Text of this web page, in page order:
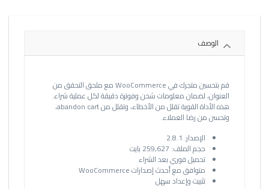
الوصف
قم بتحسين متجرك في WooCommerce مع ملحق التحقق من
العنوان، لضمان معلومات شحن وفوترة دقيقة لكل عملية شراء.
هذه الأداة القوية تقلل من الأخطاء، وتقلل من abandon cart،
وتحسن من رضا العملاء.
الإصدار: 2.8.1
حجم الملف: 259,627 بايت
تحميل فوري بعد الشراء
متوافق مع أحدث إصدارات WooCommerce
تثبيت وإعداد سهل